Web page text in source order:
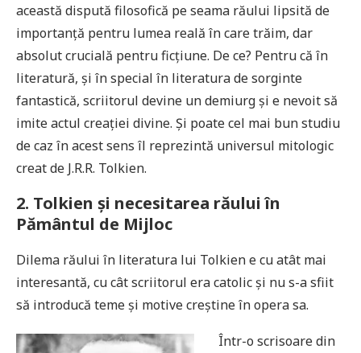
această dispută filosofică pe seama răului lipsită de
importanță pentru lumea reală în care trăim, dar
absolut crucială pentru ficțiune. De ce? Pentru că în
literatură, și în special în literatura de sorginte
fantastică, scriitorul devine un demiurg și e nevoit să
imite actul creației divine. Și poate cel mai bun studiu
de caz în acest sens îl reprezintă universul mitologic
creat de J.R.R. Tolkien.
2. Tolkien și necesitarea răului în
Pământul de Mijloc
Dilema răului în literatura lui Tolkien e cu atât mai
interesantă, cu cât scriitorul era catolic și nu s-a sfiit
să introducă teme și motive creștine în opera sa.
Într-o scrisoare din